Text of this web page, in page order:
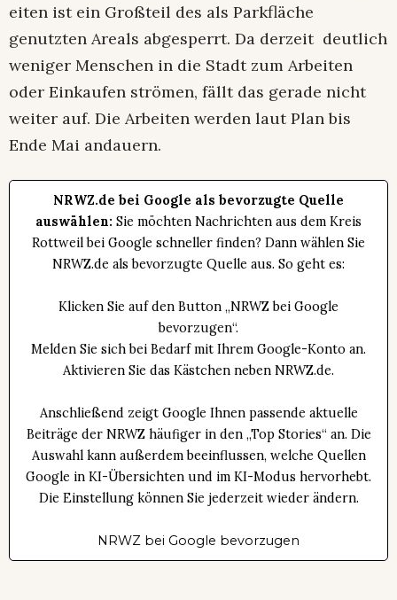
eiten ist ein Großteil des als Parkfläche
genutzten Areals abgesperrt. Da derzeit deutlich
weniger Menschen in die Stadt zum Arbeiten
oder Einkaufen strömen, fällt das gerade nicht
weiter auf. Die Arbeiten werden laut Plan bis
Ende Mai andauern.
NRWZ.de bei Google als bevorzugte Quelle
auswählen: Sie möchten Nachrichten aus dem Kreis
Rottweil bei Google schneller finden? Dann wählen Sie
NRWZ.de als bevorzugte Quelle aus. So geht es:
Klicken Sie auf den Button „NRWZ bei Google
bevorzugen“.
Melden Sie sich bei Bedarf mit Ihrem Google-Konto an.
Aktivieren Sie das Kästchen neben NRWZ.de.
Anschließend zeigt Google Ihnen passende aktuelle
Beiträge der NRWZ häufiger in den „Top Stories“ an. Die
Auswahl kann außerdem beeinflussen, welche Quellen
Google in KI-Übersichten und im KI-Modus hervorhebt.
Die Einstellung können Sie jederzeit wieder ändern.
NRWZ bei Google bevorzugen